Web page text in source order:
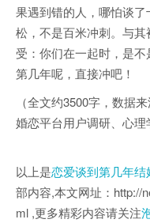
果遇到错的人，哪怕谈
松，不是百米冲刺。与其
受：你们在一起时，是
第几年呢，直接冲吧！
（全文约3500字，数据
婚恋平台用户调研、心理
以上是恋爱谈到第几年
部内容,本文网址：http://
ml ,更多精彩内容请关注